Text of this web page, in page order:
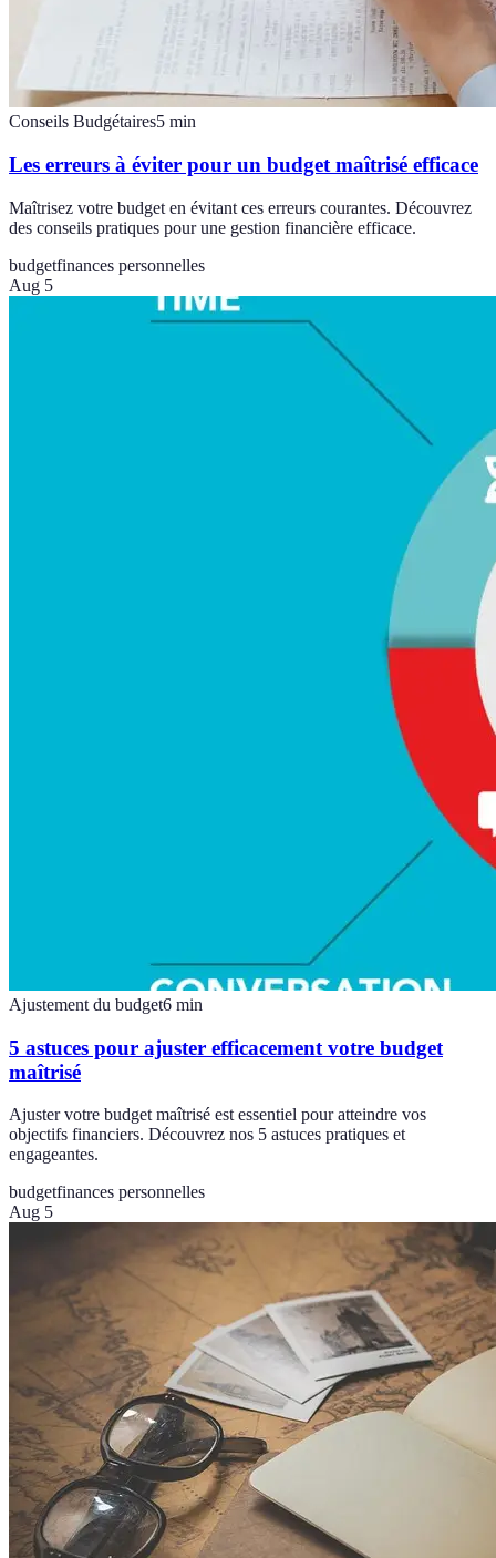
Conseils Budgétaires5 min
Les erreurs à éviter pour un budget maîtrisé efficace
Maîtrisez votre budget en évitant ces erreurs courantes. Découvrez
des conseils pratiques pour une gestion financière efficace.
budgetfinances personnelles
Aug 5
Ajustement du budget6 min
5 astuces pour ajuster efficacement votre budget
maîtrisé
Ajuster votre budget maîtrisé est essentiel pour atteindre vos
objectifs financiers. Découvrez nos 5 astuces pratiques et
engageantes.
budgetfinances personnelles
Aug 5